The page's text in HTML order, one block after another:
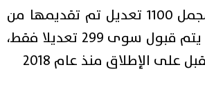
وأضاف أنه من مجمل 1100 تعديل تم تقديمها من
مختلف اللجان لم يتم قبول سوى ٢٩٩ تعديلا فقط،
على الإطلاق منذ عام ٢٠١٨